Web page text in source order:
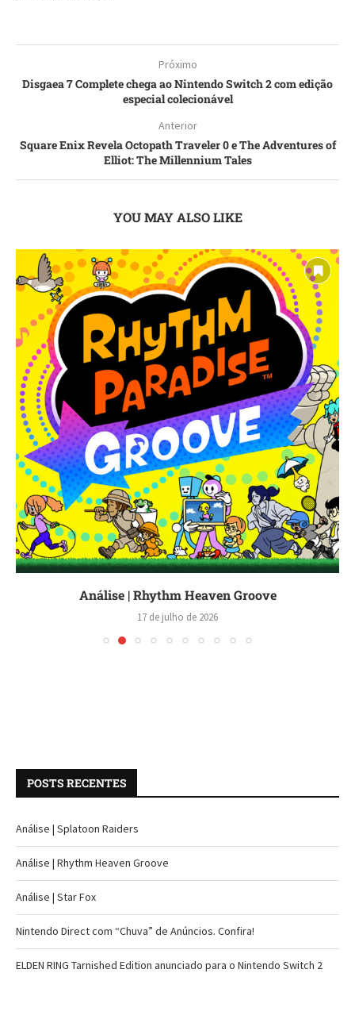
Próximo
Disgaea 7 Complete chega ao Nintendo Switch 2 com edição
especial colecionável
Anterior
Square Enix Revela Octopath Traveler 0 e The Adventures of
Elliot: The Millennium Tales
YOU MAY ALSO LIKE
Análise | Rhythm Heaven Groove
17 de julho de 2026
POSTS RECENTES
Análise | Splatoon Raiders
Análise | Rhythm Heaven Groove
Análise | Star Fox
Nintendo Direct com “Chuva” de Anúncios. Confira!
ELDEN RING Tarnished Edition anunciado para o Nintendo Switch 2